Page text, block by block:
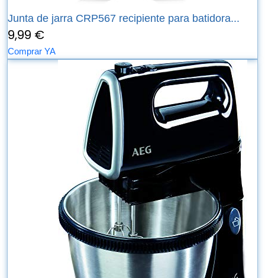
Junta de jarra CRP567 recipiente para batidora...
9,99 €
Comprar YA